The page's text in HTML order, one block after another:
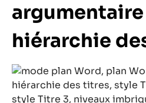
argumentaire
hiérarchie